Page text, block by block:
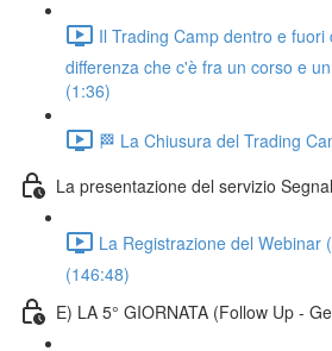
Il Trading Camp dentro e
differenza che c'è fra un corso e
(1:36)
🏁 La Chiusura del Trading
La presentazione del servizio
La Registrazione del Webinar
(146:48)
E) LA 5° GIORNATA (Follow Up -